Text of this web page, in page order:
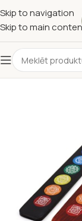
Skip to navigation
Skip to main